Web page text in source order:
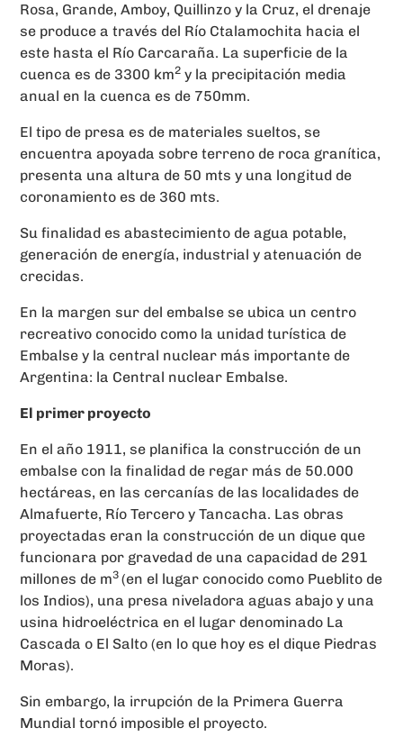
Rosa, Grande, Amboy, Quillinzo y la Cruz, el drenaje
se produce a través del Río Ctalamochita hacia el
este hasta el Río Carcaraña. La superficie de la
cuenca es de 3300 km2 y la precipitación media
anual en la cuenca es de 750mm.
El tipo de presa es de materiales sueltos, se
encuentra apoyada sobre terreno de roca granítica,
presenta una altura de 50 mts y una longitud de
coronamiento es de 360 mts.
Su finalidad es abastecimiento de agua potable,
generación de energía, industrial y atenuación de
crecidas.
En la margen sur del embalse se ubica un centro
recreativo conocido como la unidad turística de
Embalse y la central nuclear más importante de
Argentina: la Central nuclear Embalse.
El primer proyecto
En el año 1911, se planifica la construcción de un
embalse con la finalidad de regar más de 50.000
hectáreas, en las cercanías de las localidades de
Almafuerte, Río Tercero y Tancacha. Las obras
proyectadas eran la construcción de un dique que
funcionara por gravedad de una capacidad de 291
millones de m3 (en el lugar conocido como Pueblito de
los Indios), una presa niveladora aguas abajo y una
usina hidroeléctrica en el lugar denominado La
Cascada o El Salto (en lo que hoy es el dique Piedras
Moras).
Sin embargo, la irrupción de la Primera Guerra
Mundial tornó imposible el proyecto.